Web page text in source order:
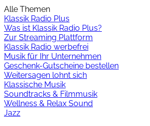
Alle Themen
Klassik Radio Plus
Was ist Klassik Radio Plus?
Zur Streaming Plattform
Klassik Radio werbefrei
Musik für Ihr Unternehmen
Geschenk-Gutscheine bestellen
Weitersagen lohnt sich
Klassische Musik
Soundtracks & Filmmusik
Wellness & Relax Sound
Jazz